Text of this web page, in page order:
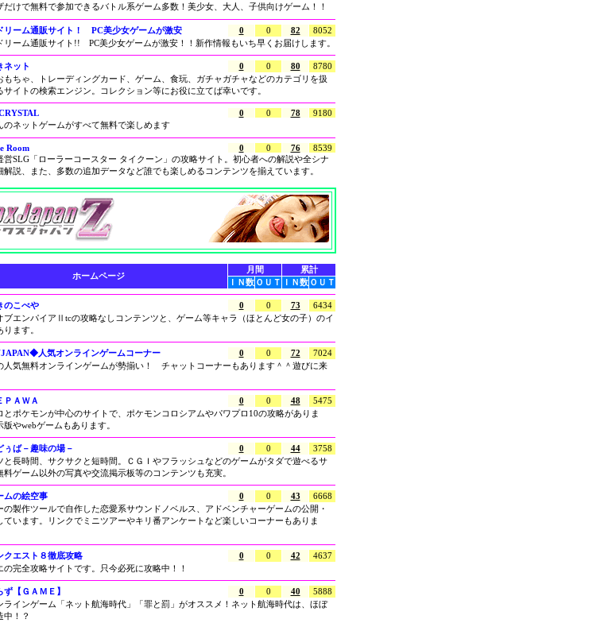
だけで無料で参加できるバトル系ゲーム多数！美少女、大人、子供向けゲーム！！
リーム通販サイト！ PC美少女ゲームが激安 0 0 82
8052
リーム通販サイト!! PC美少女ゲームが激安！！新作情報もいち早くお届けします。
ネット 0 0 80
8780
もちゃ、トレーディングカード、ゲーム、食玩、ガチャガチャなどのカテゴリを扱
サイトの検索エンジン。コレクション等にお役に立てば幸いです。
0 0 78
9180
のネットゲームがすべて無料で楽しめます
Room 0 0 76
8539
営SLG「ローラーコースター タイクーン」の攻略サイト。初心者への解説や全シナ
解説、また、多数の追加データなど誰でも楽しめるコンテンツを揃えています。
ホームページ
月間
累計
ＩＮ数 ＯＵＴ ＩＮ数 ＯＵＴ
のこべや 0 0 73
6434
ブエンパイアⅡtcの攻略なしコンテンツと、ゲーム等キャラ（ほとんど女の子）のイ
ります。
人気オンラインゲームコーナー 0 0 72
7024
人気無料オンラインゲームが勢揃い！ チャットコーナーもあります＾＾遊びに来
ＰＡＷＡ 0 0 48
5475
とポケモンが中心のサイトで、ポケモンコロシアムやパワプロ10の攻略がありま
版やwebゲームもあります。
ぅば－趣味の場－ 0 0 44
3758
と長時間、サクサクと短時間。ＣＧＩやフラッシュなどのゲームがタダで遊べるサ
料ゲーム以外の写真や交流掲示板等のコンテンツも充実。
ムの絵空事 0 0 43
6668
の製作ツールで自作した恋愛系サウンドノベルス、アドベンチャーゲームの公開・
ています。リンクでミニツアーやキリ番アンケートなど楽しいコーナーもありま
クエスト８徹底攻略 0 0 42
4637
の完全攻略サイトです。只今必死に攻略中！！
ず【ＧＡＭＥ】 0 0 40
5888
ラインゲーム「ネット航海時代」「罪と罰」がオススメ！ネット航海時代は、ほぼ
中！？